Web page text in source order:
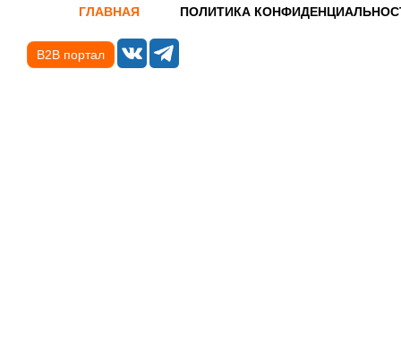
ГЛАВНАЯ ПОЛИТИКА
B2B портал